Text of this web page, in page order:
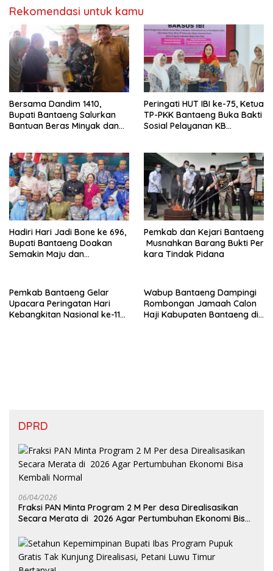
Rekomendasi untuk kamu
Bersama Dandim 1410,
Bupati Bantaeng Salurkan
Bantuan Beras Minyak dan
Garuda
Peringati HUT IBI ke-75, Ketua
TP-PKK Bantaeng Buka Bakti
Sosial Pelayanan KB
Hadiri Hari Jadi Bone ke 696,
Bupati Bantaeng Doakan
Semakin Maju dan
Pemkab dan Kejari Bantaeng
Musnahkan Barang Bukti Per
kara Tindak Pidana
Pemkab Bantaeng Gelar
Upacara Peringatan Hari
Kebangkitan Nasional ke-118
Wabup Bantaeng Dampingi
Rombongan Jamaah Calon
Haji Kabupaten Bantaeng di
DPRD
06/04/2026
Fraksi PAN Minta Program 2 M Per desa Direalisasikan
Secara Merata di 2026 Agar Pertumbuhan Ekonomi Bisa